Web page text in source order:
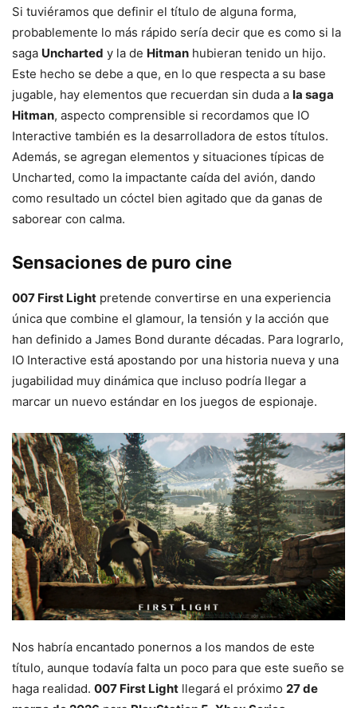
Si tuviéramos que definir el título de alguna forma,
probablemente lo más rápido sería decir que es como si la
saga Uncharted y la de Hitman hubieran tenido un hijo.
Este hecho se debe a que, en lo que respecta a su base
jugable, hay elementos que recuerdan sin duda a la saga
Hitman, aspecto comprensible si recordamos que IO
Interactive también es la desarrolladora de estos títulos.
Además, se agregan elementos y situaciones típicas de
Uncharted, como la impactante caída del avión, dando
como resultado un cóctel bien agitado que da ganas de
saborear con calma.
Sensaciones de puro cine
007 First Light pretende convertirse en una experiencia
única que combine el glamour, la tensión y la acción que
han definido a James Bond durante décadas. Para lograrlo,
IO Interactive está apostando por una historia nueva y una
jugabilidad muy dinámica que incluso podría llegar a
marcar un nuevo estándar en los juegos de espionaje.
Nos habría encantado ponernos a los mandos de este
título, aunque todavía falta un poco para que este sueño se
haga realidad. 007 First Light llegará el próximo 27 de